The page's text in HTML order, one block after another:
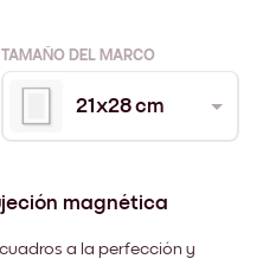
TAMAÑO DEL MARCO
21x28 cm
magnética
a la perfección y